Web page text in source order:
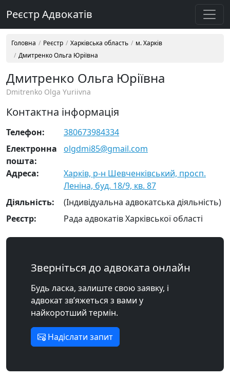
Реєстр Адвокатів
Головна Реєстр Харківська область
м. Харків
Дмитренко Ольга Юріївна
Дмитренко Ольга Юріївна
Dmitrenko Olga Yuriivna
Контактна інформація
Телефон:
380673984334
Електронна
пошта:
olgdmi85@gmail.com
Адреса:
Харків, р-н Шевченківський, просп.
Леніна, буд. 18/9, кв. 87
Діяльність:
(Індивідуальна адвокатська діяльність)
Реєстр:
Рада адвокатів Харківської області
Зверніться до адвоката онлайн
Будь ласка, залиште свою заявку, і
адвокат зв’яжеться з вами у
найкоротший термін.
Надіслати запит